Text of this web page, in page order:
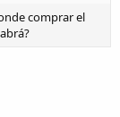
comprar el